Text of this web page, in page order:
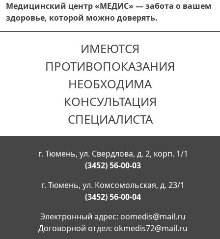
Медицинский центр «МЕДИС» — забота о вашем
здоровье, которой можно доверять.
ИМЕЮТСЯ
ПРОТИВОПОКАЗАНИЯ
НЕОБХОДИМА
КОНСУЛЬТАЦИЯ
СПЕЦИАЛИСТА
г. Тюмень, ул. Свердлова, д. 2, корп. 1/1
(3452) 56-00-03
г. Тюмень, ул. Комсомольская, д. 23/1
(3452) 56-00-04
Электронный адрес: oomedis@mail.ru
Договорной отдел: okmedis72@mail.ru